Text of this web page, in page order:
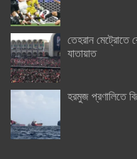
তেহরান মেট্রোতে
যাতায়াত
হরমুজ প্রণালিতে